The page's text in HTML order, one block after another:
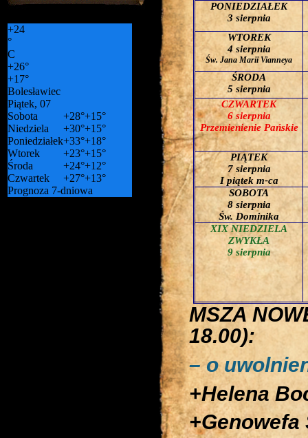
+24
°
C
+26°
+17°
Bolesławiec
Piątek, 07
Sobota
+28°+15°
Niedziela
+30°+15°
Poniedziałek+33°+18°
Wtorek
+23°+15°
Środa
+24°+12°
Czwartek
+27°+13°
Prognoza 7-dniowa
PONIEDZIAŁEK
3 sierpnia
WTOREK
4 sierpnia
Św. Jana Marii Vianneya
ŚRODA
5 sierpnia
CZWARTEK
6 sierpnia
Przemienienie Pańskie
PIĄTEK
7 sierpnia
I piątek m-ca
SOBOTA
8 sierpnia
Św. Dominika
XIX NIEDZIELA
ZWYKŁA
9 sierpnia
MSZA
18.00):
– o
+Helena